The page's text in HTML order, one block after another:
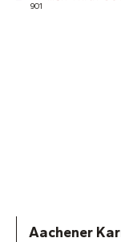
901
Aachener